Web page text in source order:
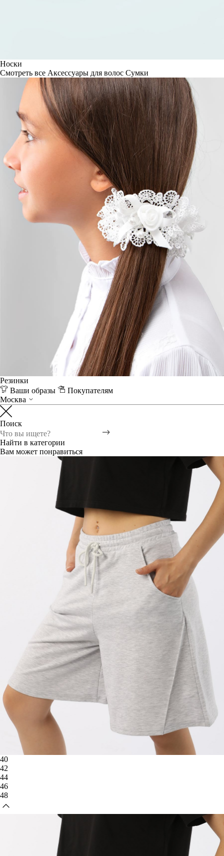
Носки
Смотреть все Аксессуары для волос Сумки
Резинки
Ваши образы
Покупателям
Москва
Поиск
Найти в категории
Вам может понравиться
40
42
44
46
48